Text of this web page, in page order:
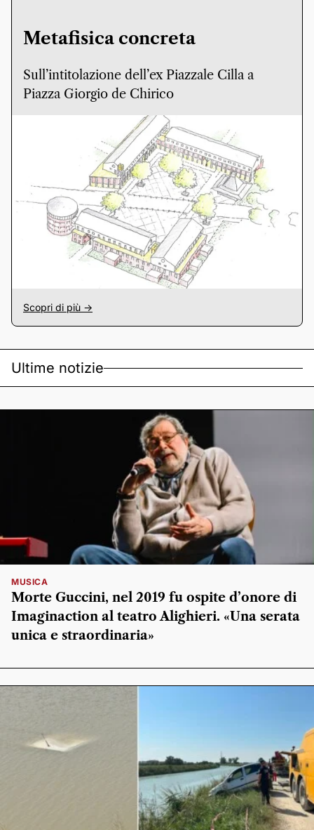
Metafisica concreta
Sull’intitolazione dell’ex Piazzale Cilla a
Piazza Giorgio de Chirico
Scopri di più ->
Ultime notizie
MUSICA
Morte Guccini, nel 2019 fu ospite d’onore di
Imaginaction al teatro Alighieri. «Una serata
unica e straordinaria»